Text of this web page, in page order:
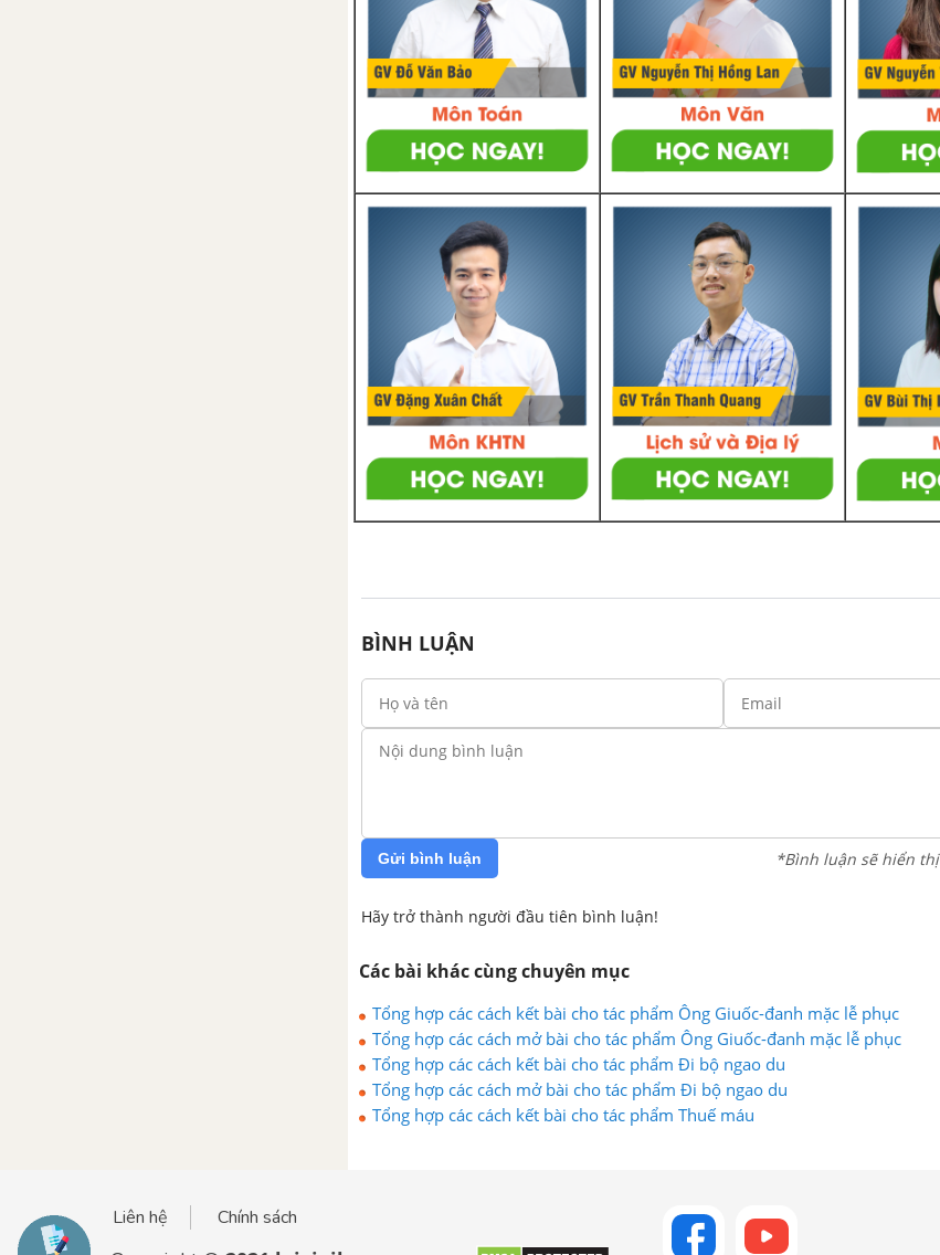
BÌNH LUẬN
Gửi bình luận *Bình luận sẽ hiển
Hãy trở thành người đầu tiên bình luận!
Các bài khác cùng chuyên mục
Tổng hợp các cách kết bài cho tác phẩm Ông Giuốc-đanh mặc lễ phục
Tổng hợp các cách mở bài cho tác phẩm Ông Giuốc-đanh mặc lễ phục
Tổng hợp các cách kết bài cho tác phẩm Đi bộ ngao du
Tổng hợp các cách mở bài cho tác phẩm Đi bộ ngao du
Tổng hợp các cách kết bài cho tác phẩm Thuế máu
Liên hệ Chính sách